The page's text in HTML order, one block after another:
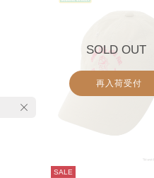
SOLD OUT
再入荷受付
SALE